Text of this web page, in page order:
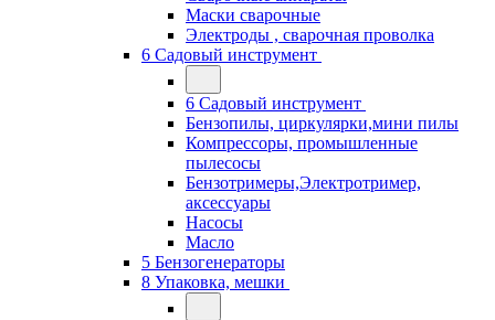
Маски сварочные
Электроды , сварочная проволка
6 Садовый инструмент
6 Садовый инструмент
Бензопилы, циркулярки,мини пилы
Компрессоры, промышленные
пылесосы
Бензотримеры,Электротример,
аксессуары
Насосы
Масло
5 Бензогенераторы
8 Упаковка, мешки